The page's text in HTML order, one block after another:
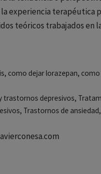
experiencia terapéutica
teóricos trabajados en
como dejar lorazepan,
trastornos depresivos,
Trastornos de